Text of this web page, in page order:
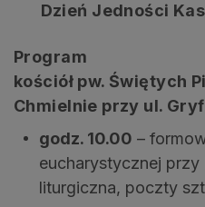
Dzień Jedności
Program
kościół pw. Świętych
Chmielnie przy ul.
godz. 10.00 –
eucharystycznej przy
liturgiczna, poczty